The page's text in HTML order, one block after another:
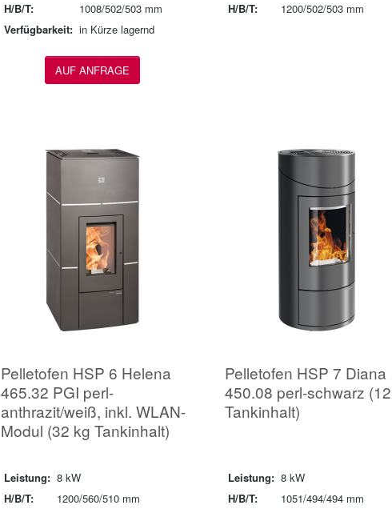
H/B/T:
1008/502/503 mm
Verfügbarkeit: in Kürze lagernd
AUF ANFRAGE
H/B/T:
1200/502/503 mm
Pelletofen HSP 6 Helena
465.32 PGI perl-
anthrazit/weiß, inkl. WLAN-
Modul (32 kg Tankinhalt)
Leistung: 8 kW
H/B/T:
1200/560/510 mm
Pelletofen HSP 7 Diana
450.08 perl-schwarz
Tankinhalt)
Leistung: 8 kW
H/B/T:
1051/494/494 mm